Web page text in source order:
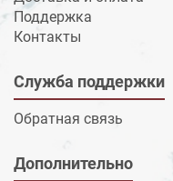
Поддержка
Контакты
Служба поддержки
Обратная связь
Дополнительно